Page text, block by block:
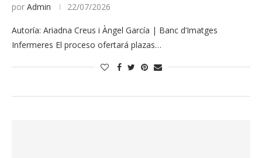
por Admin 22/07/2026
Autoría: Ariadna Creus i Àngel García | Banc d’Imatges
Infermeres El proceso ofertará plazas…